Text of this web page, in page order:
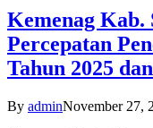
Kemenag Kab.
Percepatan
Tahun 2025
By adminNovember 27,